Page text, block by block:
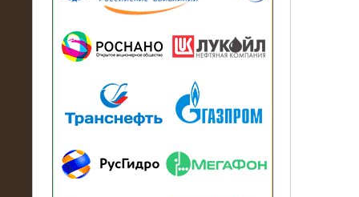
13.07.2018
модуль в контейнере 2700 кВА на
Балтийский завод